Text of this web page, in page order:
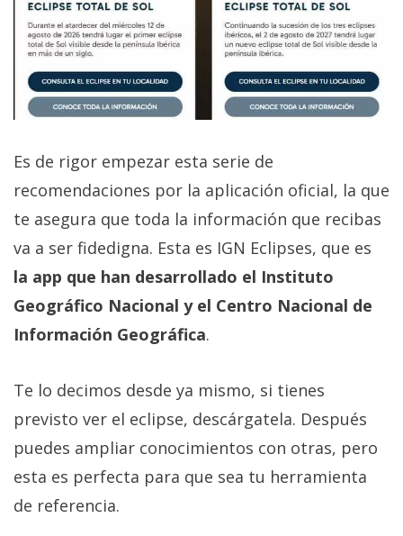
Es de rigor empezar esta serie de
recomendaciones por la aplicación oficial, la que
te asegura que toda la información que recibas
va a ser fidedigna. Esta es IGN Eclipses, que es
la app que han desarrollado el Instituto
Geográfico Nacional y el Centro Nacional de
Información Geográfica.
Te lo decimos desde ya mismo, si tienes
previsto ver el eclipse, descárgatela. Después
puedes ampliar conocimientos con otras, pero
esta es perfecta para que sea tu herramienta
de referencia.